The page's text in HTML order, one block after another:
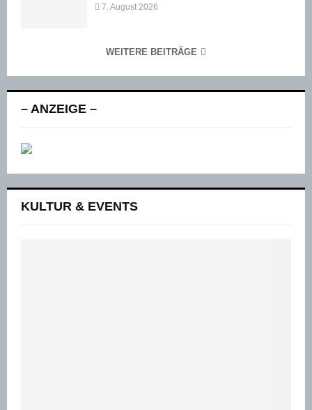
7. August 2026
WEITERE BEITRÄGE
– ANZEIGE –
KULTUR & EVENTS